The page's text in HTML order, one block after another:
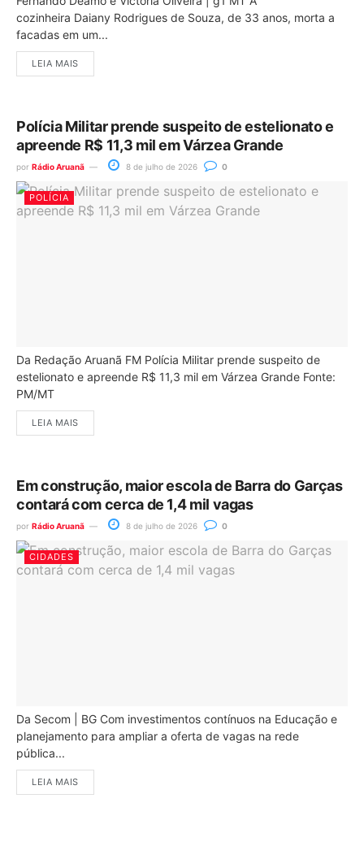
cozinheira Daiany Rodrigues de Souza, de 33 anos, morta a
facadas em um...
LEIA MAIS
Polícia Militar prende suspeito de estelionato e
apreende R$ 11,3 mil em Várzea Grande
por Rádio Aruanã 8 de julho de 2026 0
POLÍCIA
Da Redação Aruanã FM Polícia Militar prende suspeito de
estelionato e apreende R$ 11,3 mil em Várzea Grande Fonte:
PM/MT
LEIA MAIS
Em construção, maior escola de Barra do Garças
contará com cerca de 1,4 mil vagas
por Rádio Aruanã 8 de julho de 2026 0
CIDADES
Da Secom | BG Com investimentos contínuos na Educação e
planejamento para ampliar a oferta de vagas na rede
pública...
LEIA MAIS